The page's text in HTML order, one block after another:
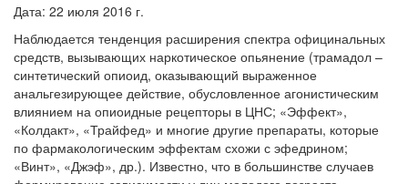
Дата: 22 июля 2016 г.
Наблюдается тенденция расширения спектра официнальных
средств, вызывающих наркотическое опьянение (трамадол –
синтетический опиоид, оказывающий выраженное
анальгезирующее действие, обусловленное агонистическим
влиянием на опиоидные рецепторы в ЦНС; «Эффект»,
«Колдакт», «Трайфед» и многие другие препараты, которые
по фармакологическим эффектам схожи с эфедрином;
«Винт», «Джэф», др.). Известно, что в большинстве случаев